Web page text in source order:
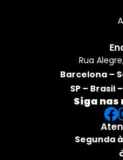
Rua
Barcelona –
SP – Brasil
Siga nas
Segunda